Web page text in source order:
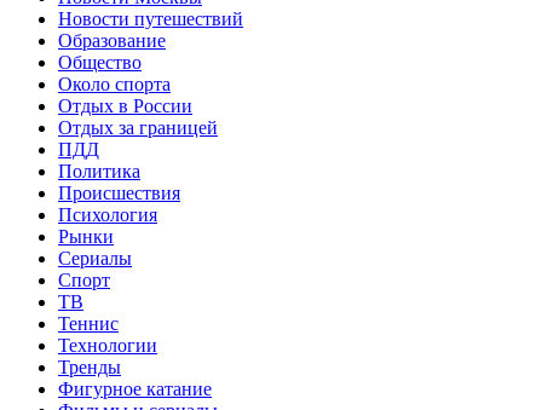
Новости путешествий
Образование
Общество
Около спорта
Отдых в России
Отдых за границей
ПДД
Политика
Происшествия
Психология
Рынки
Сериалы
Спорт
ТВ
Теннис
Технологии
Тренды
Фигурное катание